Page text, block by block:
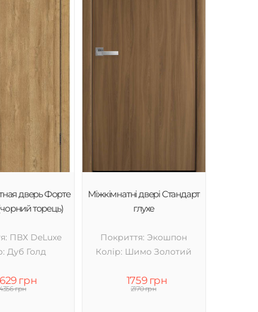
дверь Форте
торець)
ПВХ DeLuxe
Дуб Голд
грн
грн
Міжкімнатні двері Стандарт
глухе
Покриття: Экошпон
Колір: Шимо Золотий
1759 грн
2170 грн